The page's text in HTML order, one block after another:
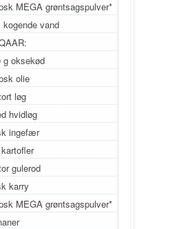
MEGA grøntsagspulver*
kogende vand
g oksekød
olie
løg
hvidløg
ingefær
gulerod
karry
MEGA grøntsagspulver*